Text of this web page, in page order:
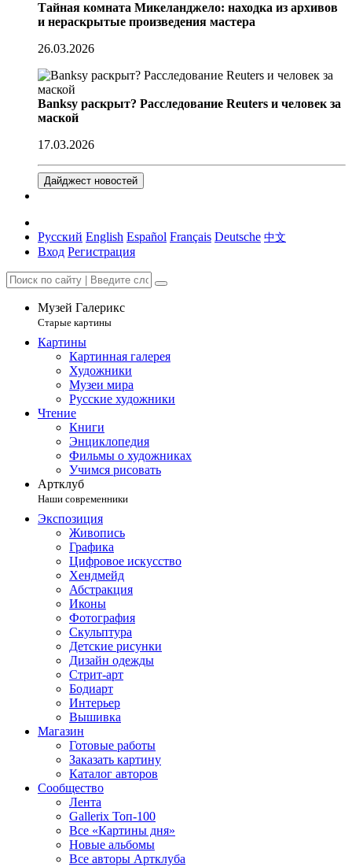
Тайная комната Микеланджело: находка из архивов
и нераскрытые произведения мастера
26.03.2026
Banksy раскрыт? Расследование Reuters и человек за
маской
17.03.2026
Дайджест новостей
Русский English Español Français Deutsche 中文
Вход Регистрация
Музей Галерикс
Старые картины
Картины
Картинная галерея
Художники
Музеи мира
Русские художники
Чтение
Книги
Энциклопедия
Фильмы о художниках
Учимся рисовать
Артклуб
Наши современники
Экспозиция
Живопись
Графика
Цифровое искусство
Хендмейд
Абстракция
Иконы
Фотография
Скульптура
Детские рисунки
Дизайн одежды
Стрит-арт
Бодиарт
Интерьер
Вышивка
Магазин
Готовые работы
Заказать картину
Каталог авторов
Сообщество
Лента
Gallerix Топ-100
Все «Картины дня»
Новые альбомы
Все авторы Артклуба